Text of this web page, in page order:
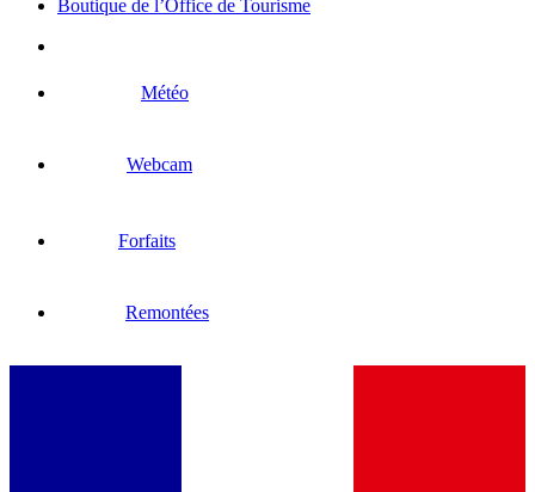
Boutique de l’Office de Tourisme
Météo
Webcam
Forfaits
Remontées